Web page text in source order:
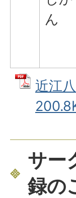
ん
近江
サー
録の